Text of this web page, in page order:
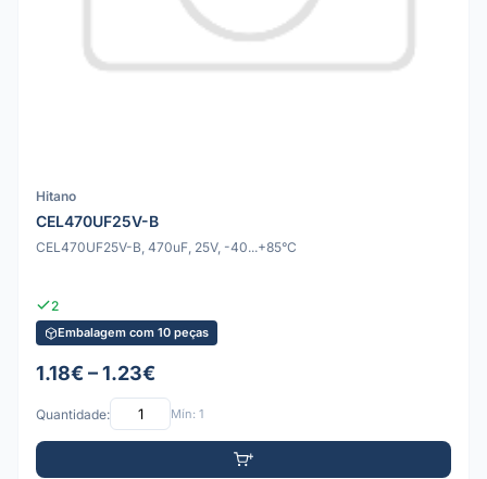
Hitano
CEL470UF25V-B
CEL470UF25V-B, 470uF, 25V, -40...+85°C
2
Embalagem com 10 peças
1.18€ – 1.23€
Quantidade: Mín: 1